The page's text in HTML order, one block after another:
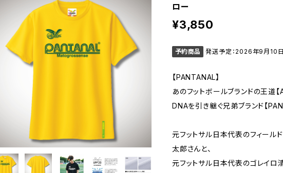
ロー
¥3,850
予約商品 発送予定：2026年9月10
【PANTANAL】
あのフットボールブランドの王道
DNAを引き継ぐ兄弟ブランド【
元フットサル日本代表のフィール
太郎さんと、
元フットサル日本代表のゴレイロ